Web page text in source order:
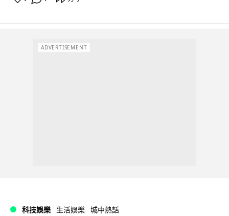
ADVERTISEMENT
科技娛樂 生活娛樂 城中熱話